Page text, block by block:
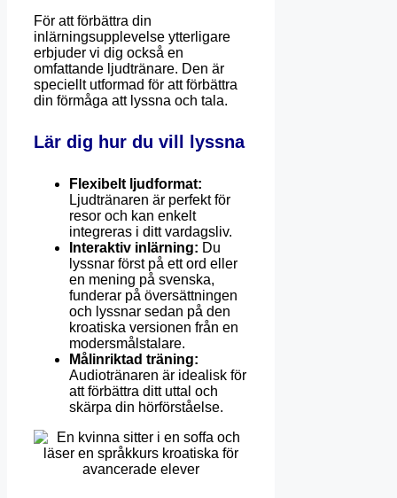
För att förbättra din
inlärningsupplevelse ytterligare
erbjuder vi dig också en
omfattande ljudtränare. Den är
speciellt utformad för att förbättra
din förmåga att lyssna och tala.
Lär dig hur du vill lyssna
Flexibelt ljudformat:
Ljudtränaren är perfekt för
resor och kan enkelt
integreras i ditt vardagsliv.
Interaktiv inlärning: Du
lyssnar först på ett ord eller
en mening på svenska,
funderar på översättningen
och lyssnar sedan på den
kroatiska versionen från en
modersmålstalare.
Målinriktad träning:
Audiotränaren är idealisk för
att förbättra ditt uttal och
skärpa din hörförståelse.